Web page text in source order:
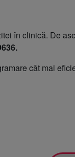
în clinică. De
cât mai